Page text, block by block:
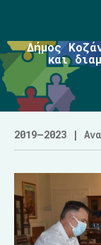
Δήμος
και
2019–2023 |